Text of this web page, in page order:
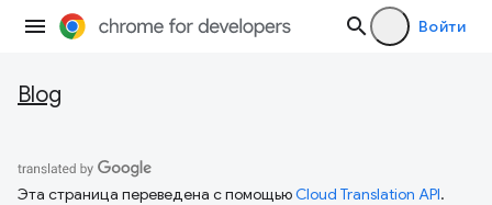
Войти
Blog
Эта страница переведена с помощьюCloud Translation API.